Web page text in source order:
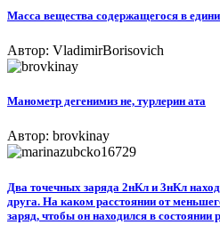
Масса вещества содержащегося в
Автор: VladimirBorisovich
Манометр дегенимиз не, турлерин ата​
Автор: brovkinay
Два точечных заряда 2нКл и 3нКл
друга. На каком расстоянии от
заряд, чтобы он находился в состоянии